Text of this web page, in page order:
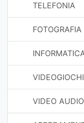
TELEFONIA
FOTOGRAFIA
VIDEOGIOCHI
VIDEO AUDIO